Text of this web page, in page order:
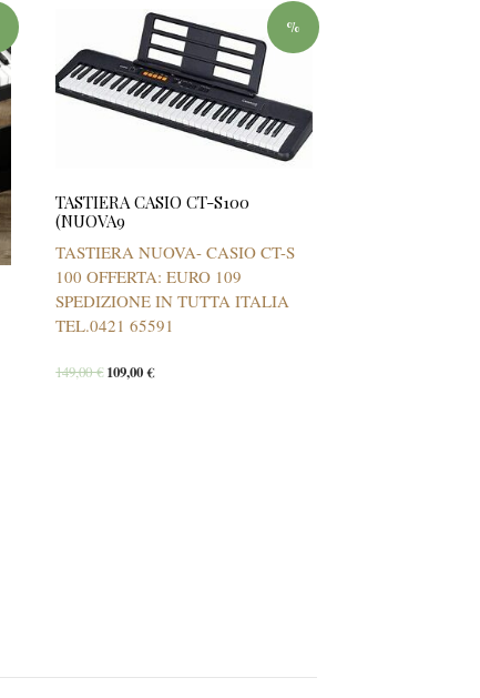
%
TASTIERA CASIO CT-S100
(NUOVA9
TASTIERA NUOVA- CASIO CT-S
100 OFFERTA: EURO 109
SPEDIZIONE IN TUTTA ITALIA
TEL.0421 65591
149,00€ 109,00€